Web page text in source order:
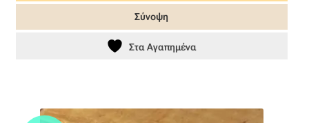
through
15,20 €
το
Σύνοψη
Στα Αγαπημένα